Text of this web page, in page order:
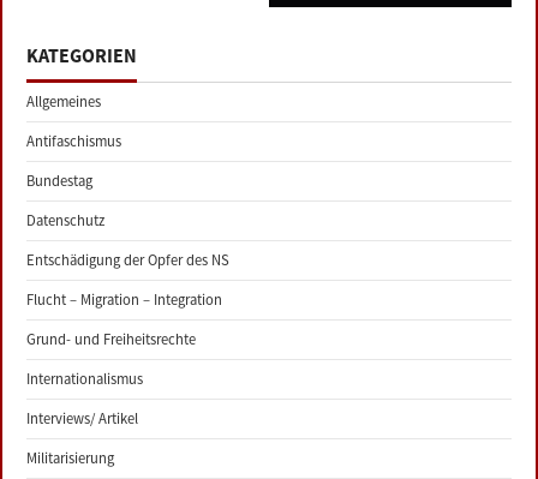
KATEGORIEN
Allgemeines
Antifaschismus
Bundestag
Datenschutz
Entschädigung der Opfer des NS
Flucht – Migration – Integration
Grund- und Freiheitsrechte
Internationalismus
Interviews/ Artikel
Militarisierung